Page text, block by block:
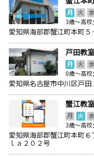
月 火 水
3歳～高校
愛知県海部郡蟹江町本町５
戸田教
月 火 水
0歳～高校
愛知県名古屋市中川区戸
蟹江教
月 火 水
3歳～高校
愛知県海部郡蟹江町本町
ｌａ２０２号